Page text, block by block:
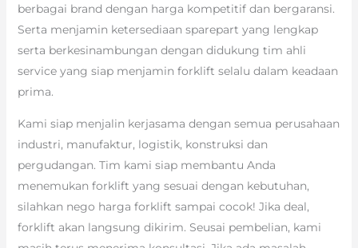
berbagai brand dengan harga kompetitif dan bergaransi.
Serta menjamin ketersediaan sparepart yang lengkap
serta berkesinambungan dengan didukung tim ahli
service yang siap menjamin forklift selalu dalam keadaan
prima.
Kami siap menjalin kerjasama dengan semua perusahaan
industri, manufaktur, logistik, konstruksi dan
pergudangan. Tim kami siap membantu Anda
menemukan forklift yang sesuai dengan kebutuhan,
silahkan nego harga forklift sampai cocok! Jika deal,
forklift akan langsung dikirim. Seusai pembelian, kami